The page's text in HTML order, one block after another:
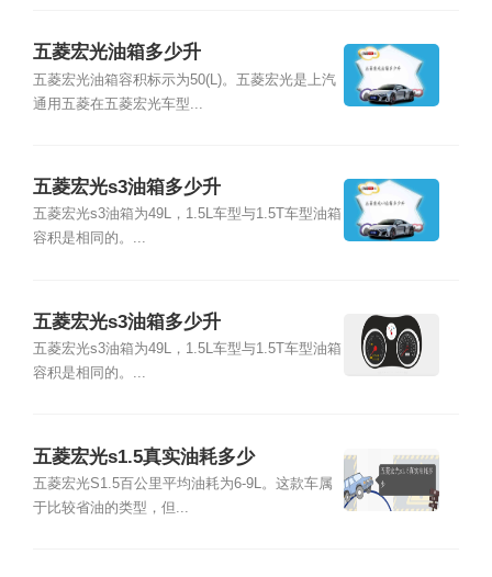
五菱宏光油箱多少升
五菱宏光油箱容积标示为50(L)。五菱宏光是上汽
通用五菱在五菱宏光车型...
五菱宏光s3油箱多少升
五菱宏光s3油箱为49L，1.5L车型与1.5T车型油箱
容积是相同的。...
五菱宏光s3油箱多少升
五菱宏光s3油箱为49L，1.5L车型与1.5T车型油箱
容积是相同的。...
五菱宏光s1.5真实油耗多少
五菱宏光S1.5百公里平均油耗为6-9L。这款车属
于比较省油的类型，但...